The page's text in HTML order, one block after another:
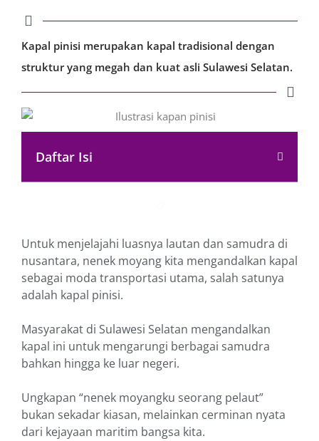
Kapal pinisi merupakan kapal tradisional dengan
struktur yang megah dan kuat asli Sulawesi Selatan.
Daftar Isi
Untuk menjelajahi luasnya lautan dan samudra di
nusantara, nenek moyang kita mengandalkan kapal
sebagai moda transportasi utama, salah satunya
adalah kapal pinisi.
Masyarakat di Sulawesi Selatan mengandalkan
kapal ini untuk mengarungi berbagai samudra
bahkan hingga ke luar negeri.
Ungkapan “nenek moyangku seorang pelaut”
bukan sekadar kiasan, melainkan cerminan nyata
dari kejayaan maritim bangsa kita.